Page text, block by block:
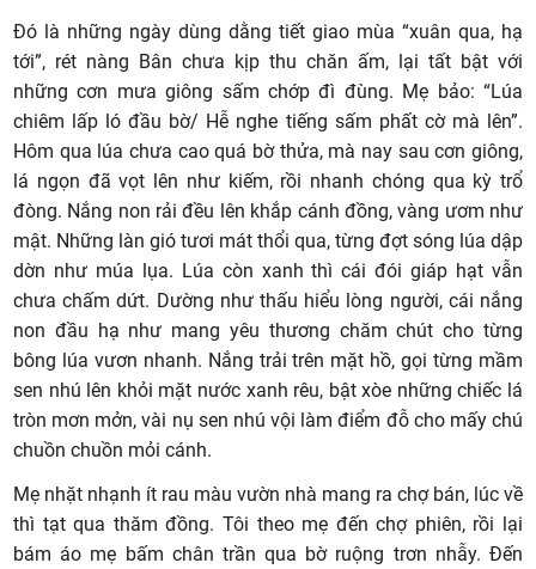
Đó là những ngày dùng dằng tiết giao mùa “xuân qua, hạ
tới”, rét nàng Bân chưa kịp thu chăn ấm, lại tất bật với
những cơn mưa giông sấm chớp đì đùng. Mẹ bảo: “Lúa
chiêm lấp ló đầu bờ/ Hễ nghe tiếng sấm phất cờ mà lên”.
Hôm qua lúa chưa cao quá bờ thửa, mà nay sau cơn giông,
lá ngọn đã vọt lên như kiếm, rồi nhanh chóng qua kỳ trổ
đòng. Nắng non rải đều lên khắp cánh đồng, vàng ươm như
mật. Những làn gió tươi mát thổi qua, từng đợt sóng lúa dập
dờn như múa lụa. Lúa còn xanh thì cái đói giáp hạt vẫn
chưa chấm dứt. Dường như thấu hiểu lòng người, cái nắng
non đầu hạ như mang yêu thương chăm chút cho từng
bông lúa vươn nhanh. Nắng trải trên mặt hồ, gọi từng mầm
sen nhú lên khỏi mặt nước xanh rêu, bật xòe những chiếc lá
tròn mơn mởn, vài nụ sen nhú vội làm điểm đỗ cho mấy chú
chuồn chuồn mỏi cánh.
Mẹ nhặt nhạnh ít rau màu vườn nhà mang ra chợ bán, lúc về
thì tạt qua thăm đồng. Tôi theo mẹ đến chợ phiên, rồi lại
bám áo mẹ bấm chân trần qua bờ ruộng trơn nhẫy. Đến